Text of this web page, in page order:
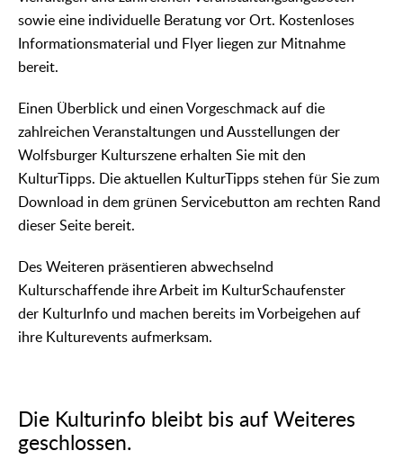
sowie eine individuelle Beratung vor Ort. Kostenloses
Informationsmaterial und Flyer liegen zur Mitnahme
bereit.
Einen Überblick und einen Vorgeschmack auf die
zahlreichen Veranstaltungen und Ausstellungen der
Wolfsburger Kulturszene erhalten Sie mit den
KulturTipps. Die aktuellen KulturTipps stehen für Sie zum
Download in dem grünen Servicebutton am rechten Rand
dieser Seite bereit.
Des Weiteren präsentieren abwechselnd
Kulturschaffende ihre Arbeit im KulturSchaufenster
der KulturInfo und machen bereits im Vorbeigehen auf
ihre Kulturevents aufmerksam.
Die Kulturinfo bleibt bis auf Weiteres
geschlossen.